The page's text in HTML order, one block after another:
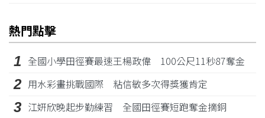
熱門點擊
1 全國小學田徑賽最速王楊政偉 100公尺11秒87奪金
2 用水彩畫挑戰國際 粘信敏多次得獎獲肯定
3 江姸欣晚起步勤練習 全國田徑賽短跑奪金摘銅